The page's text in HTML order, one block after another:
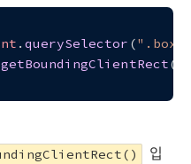
.querySelector (".box"
getBoundingClientRect
입